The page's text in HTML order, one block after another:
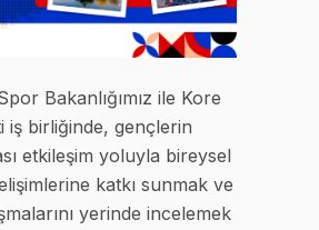
Bakanlığımız ile Kore
iş birliğinde, gençlerin
etkileşim yoluyla bireysel
katkı sunmak ve
yerinde incelemek